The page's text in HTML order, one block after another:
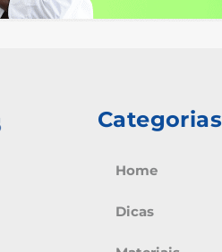
Categorias
Home
Dicas